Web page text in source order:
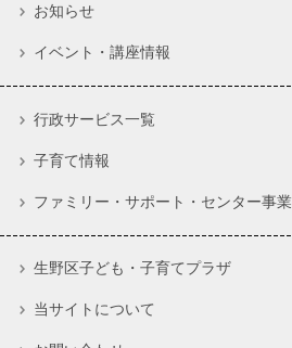
お知らせ
イベント・講座情報
行政サービス一覧
子育て情報
ファミリー・サポート・センター事業
生野区子ども・子育てプラザ
当サイトについて